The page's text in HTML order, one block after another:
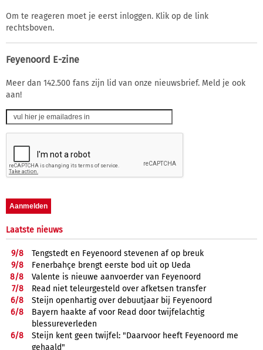
Om te reageren moet je eerst inloggen. Klik op de link
rechtsboven.
Feyenoord E-zine
Meer dan 142.500 fans zijn lid van onze nieuwsbrief. Meld je ook
aan!
Laatste nieuws
9/8
Tengstedt en Feyenoord stevenen af op breuk
9/8
Fenerbahçe brengt eerste bod uit op Ueda
8/8
Valente is nieuwe aanvoerder van Feyenoord
7/8
Read niet teleurgesteld over afketsen transfer
6/8
Steijn openhartig over debuutjaar bij Feyenoord
6/8
Bayern haakte af voor Read door twijfelachtig
blessureverleden
6/8
Steijn kent geen twijfel: "Daarvoor heeft Feyenoord me
gehaald"